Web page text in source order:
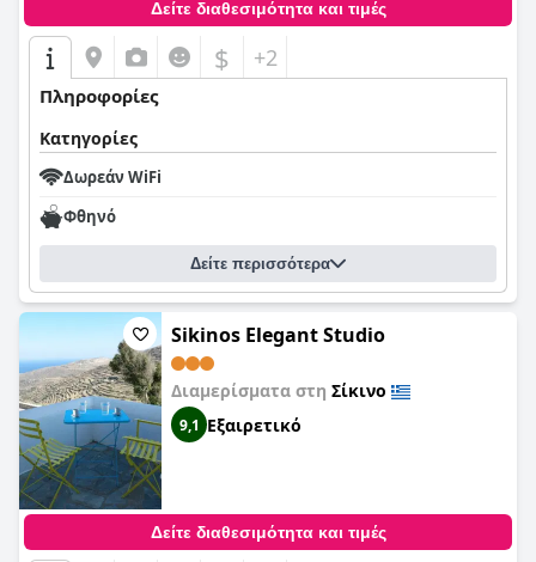
Δείτε διαθεσιμότητα και τιμές
$ +2
Πληροφορίες
Κατηγορίες
Δωρεάν WiFi
Φθηνό
Δείτε περισσότερα
Sikinos Elegant Studio
Διαμερίσματα στη Σίκινο
9,1 Εξαιρετικό
Δείτε διαθεσιμότητα και τιμές